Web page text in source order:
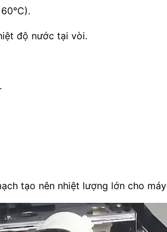
độ nước tại vòi.
tạo nên nhiệt lượng lớn cho máy